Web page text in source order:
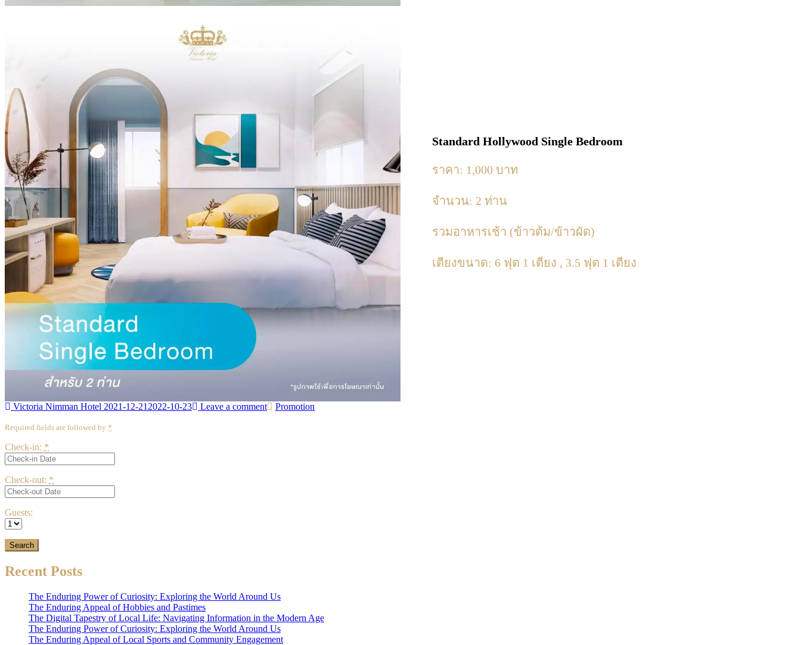
Standard Hollywood Single Bedroom
ราคา: 1,000 บาท
จำนวน: 2 ท่าน
รวมอาหารเช้า (ข้าวต้ม/ข้าวผัด)
เตียงขนาด: 6 ฟุต 1 เตียง , 3.5 ฟุต 1 เตียง
Victoria Nimman Hotel 2021-12-21 2022-10-23 Leave a commentonPromotion
Required fields are followed by *
Check-in: *
Check-out: *
Guests:
Recent Posts
The Enduring Power of Curiosity: Exploring the World Around Us
The Enduring Appeal of Hobbies and Pastimes
The Digital Tapestry of Local Life: Navigating Information in the Modern Age
The Enduring Power of Curiosity: Exploring the World Around Us
The Enduring Appeal of Local Sports and Community Engagement